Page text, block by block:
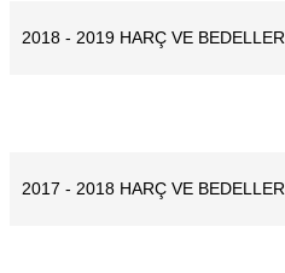
2018 - 2019 HARÇ VE BEDELLER
2017 - 2018 HARÇ VE BEDELLER